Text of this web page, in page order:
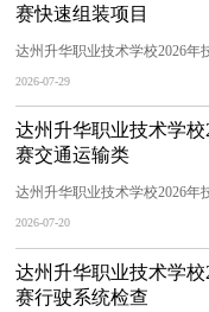
赛快速组装项目
达州升华职业技术学校2026年
2026-07-29
达州升华职业技术学校
赛交通运输类
达州升华职业技术学校2026年
2026-07-20
达州升华职业技术学校
赛行驶系统检查